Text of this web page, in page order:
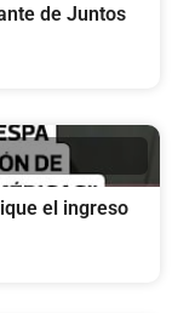
de Juntos
el ingreso